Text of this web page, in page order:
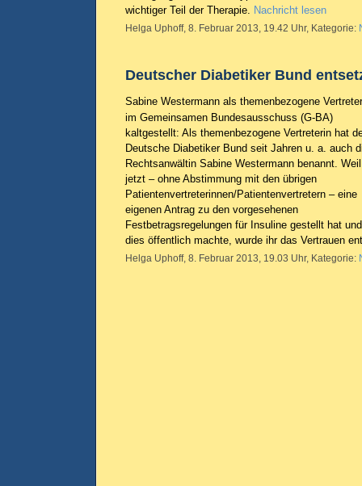
wichtiger Teil der Therapie. Nachricht lesen
Helga Uphoff, 8. Februar 2013, 19.42 Uhr, Kategorie:
Deutscher Diabetiker Bund
Sabine Westermann als themenbezogene
im Gemeinsamen Bundesausschuss (G-BA)
kaltgestellt: Als themenbezogene Vertreterin hat
Deutsche Diabetiker Bund seit Jahren u. a. auch
Rechtsanwältin Sabine Westermann benannt.
jetzt – ohne Abstimmung mit den übrigen
Patientenvertreterinnen/Patientenvertretern – eine
eigenen Antrag zu den vorgesehenen
Festbetragsregelungen für Insuline gestellt hat und
dies öffentlich machte, wurde ihr das Vertrauen
Helga Uphoff, 8. Februar 2013, 19.03 Uhr, Kategorie: